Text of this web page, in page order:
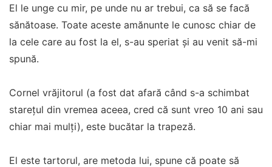
El le unge cu mir, pe unde nu ar trebui, ca să se facă
sănătoase. Toate aceste amănunte le cunosc chiar de
la cele care au fost la el, s-au speriat și au venit să-mi
spună.
Cornel vrăjitorul (a fost dat afară când s-a schimbat
starețul din vremea aceea, cred că sunt vreo 10 ani sau
chiar mai mulți), este bucătar la trapeză.
El este tartorul, are metoda lui, spune că poate să